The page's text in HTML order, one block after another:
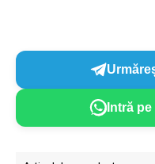
Intră